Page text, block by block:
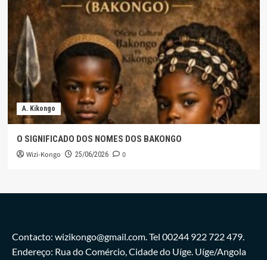
A. Kikongo
O SIGNIFICADO DOS NOMES DOS BAKONGO
Wizi-Kongo 25/06/2026 0
Contacto: wizikongo@gmail.com. Tel 00244 922 722 479.
Endereço: Rua do Comércio, Cidade do Uíge. Uíge/Angola